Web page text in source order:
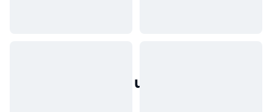
Populaire activa uit de echte